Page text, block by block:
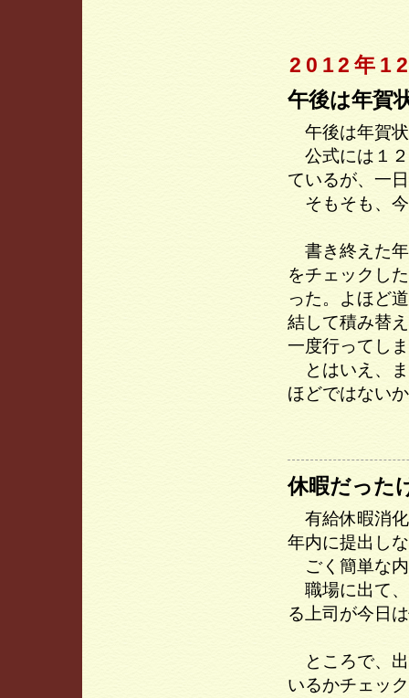
2012年
午後は年賀
午後は年賀
公式には１２
ているが、一
そもそも、今
書き終えた年
をチェックし
った。よほど
結して積み替
一度行ってし
とはいえ、ま
ほどではない
休暇だった
有給休暇消化
年内に提出し
ごく簡単な内
職場に出て、
る上司が今日
ところで、出
いるかチェッ